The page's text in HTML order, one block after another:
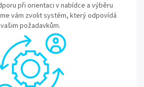
při orientaci v nabídce a výběru
vám zvolit systém, který odpovídá
vašim požadavkům.